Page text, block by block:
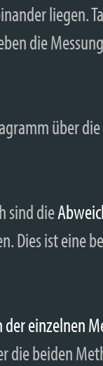
liegen.
die
sind die
Dies ist eine
der einzelnen
die beiden